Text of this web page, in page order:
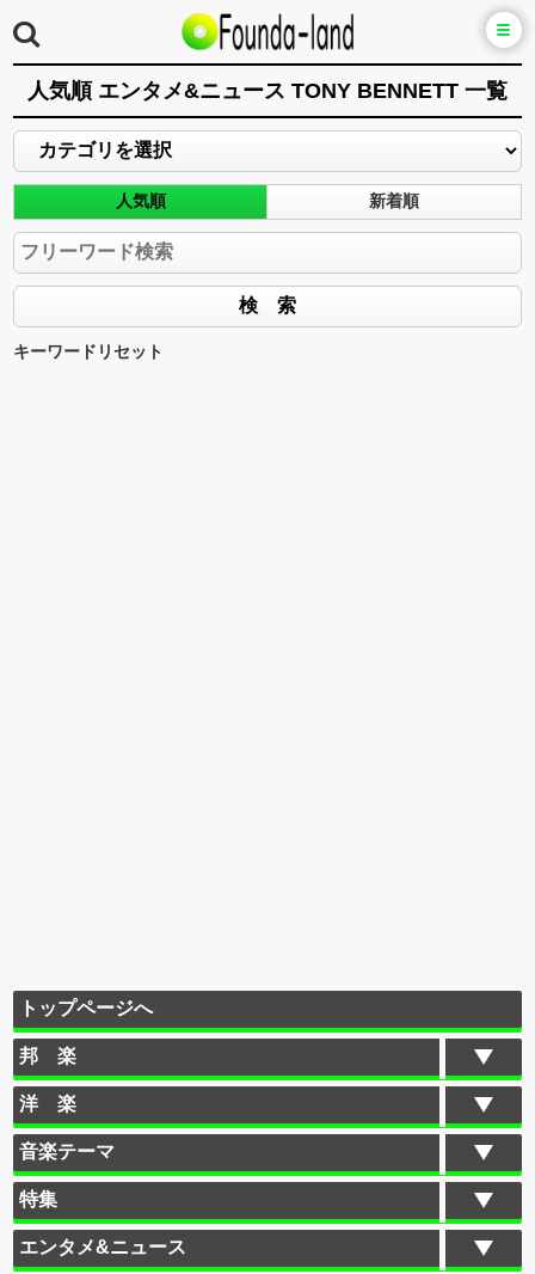
人気順 エンタメ&ニュース TONY BENNETT 一覧
人気順 新着順
キーワードリセット
トップページへ
邦 楽
洋 楽
音楽テーマ
特集
エンタメ&ニュース